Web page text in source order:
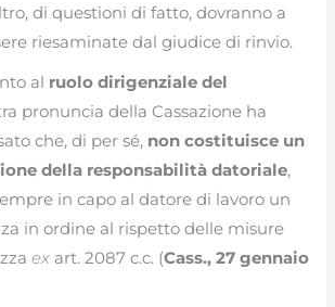
di questioni di fatto, dovranno a
riesaminate dal giudice di rinvio.
al ruolo dirigenziale del
pronuncia della Cassazione ha
che, di per sé, non costituisce un
della responsabilità datoriale,
in capo al datore di lavoro un
in ordine al rispetto delle misure
ex art. 2087 c.c. (Cass., 27 gennaio